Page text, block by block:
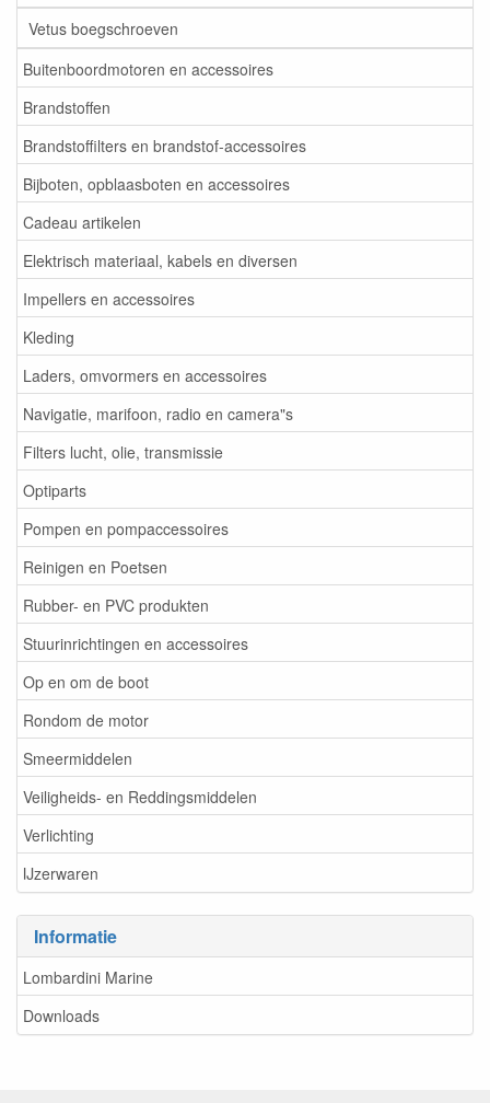
Vetus boegschroeven
Buitenboordmotoren en accessoires
Brandstoffen
Brandstoffilters en brandstof-accessoires
Bijboten, opblaasboten en accessoires
Cadeau artikelen
Elektrisch materiaal, kabels en diversen
Impellers en accessoires
Kleding
Laders, omvormers en accessoires
Navigatie, marifoon, radio en camera"s
Filters lucht, olie, transmissie
Optiparts
Pompen en pompaccessoires
Reinigen en Poetsen
Rubber- en PVC produkten
Stuurinrichtingen en accessoires
Op en om de boot
Rondom de motor
Smeermiddelen
Veiligheids- en Reddingsmiddelen
Verlichting
IJzerwaren
Informatie
Lombardini Marine
Downloads